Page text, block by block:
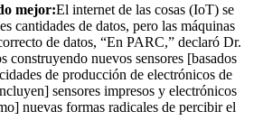
mejor:El internet de las cosas (IoT) se
cantidades de datos, pero las máquinas
de datos, “En PARC,” declaró Dr.
construyendo nuevos sensores [basados
de producción de electrónicos de
sensores impresos y electrónicos
nuevas formas radicales de percibir el